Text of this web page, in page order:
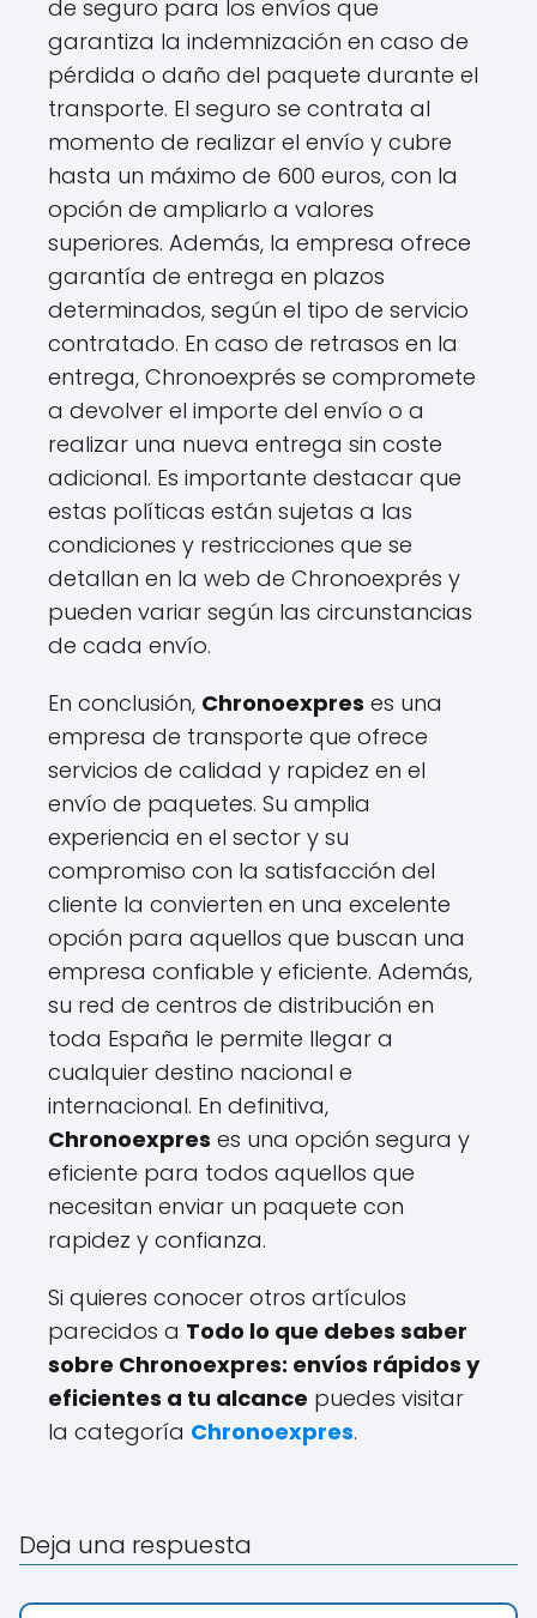
de seguro para los envíos que
garantiza la indemnización en caso de
pérdida o daño del paquete durante el
transporte. El seguro se contrata al
momento de realizar el envío y cubre
hasta un máximo de 600 euros, con la
opción de ampliarlo a valores
superiores. Además, la empresa ofrece
garantía de entrega en plazos
determinados, según el tipo de servicio
contratado. En caso de retrasos en la
entrega, Chronoexprés se compromete
a devolver el importe del envío o a
realizar una nueva entrega sin coste
adicional. Es importante destacar que
estas políticas están sujetas a las
condiciones y restricciones que se
detallan en la web de Chronoexprés y
pueden variar según las circunstancias
de cada envío.
En conclusión, Chronoexpres es una
empresa de transporte que ofrece
servicios de calidad y rapidez en el
envío de paquetes. Su amplia
experiencia en el sector y su
compromiso con la satisfacción del
cliente la convierten en una excelente
opción para aquellos que buscan una
empresa confiable y eficiente. Además,
su red de centros de distribución en
toda España le permite llegar a
cualquier destino nacional e
internacional. En definitiva,
Chronoexpres es una opción segura y
eficiente para todos aquellos que
necesitan enviar un paquete con
rapidez y confianza.
Si quieres conocer otros artículos
parecidos a Todo lo que debes saber
sobre Chronoexpres: envíos rápidos y
eficientes a tu alcance puedes visitar
la categoría Chronoexpres.
Deja una respuesta